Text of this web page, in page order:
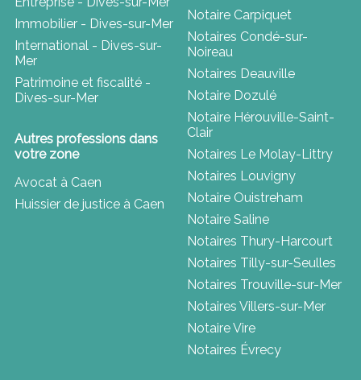
Immobilier - Dives-sur-Mer
International - Dives-sur-
Mer
Patrimoine et fiscalité -
Dives-sur-Mer
Autres professions dans
votre zone
Avocat à Caen
Huissier de justice à Caen
Notaire Carpiquet
Notaires Condé-sur-
Noireau
Notaires Deauville
Notaire Dozulé
Notaire Hérouville-Saint-
Clair
Notaires Le Molay-Littry
Notaires Louvigny
Notaire Ouistreham
Notaire Saline
Notaires Thury-Harcourt
Notaires Tilly-sur-Seulles
Notaires Trouville-sur-Mer
Notaires Villers-sur-Mer
Notaire Vire
Notaires Évrecy